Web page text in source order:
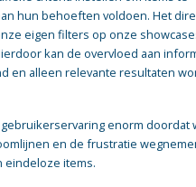
hun behoeften voldoen. Het
eigen filters op onze
kan de overvloed aan
en alleen relevante resultaten
enorm doordat
en de frustratie
eindeloze items.